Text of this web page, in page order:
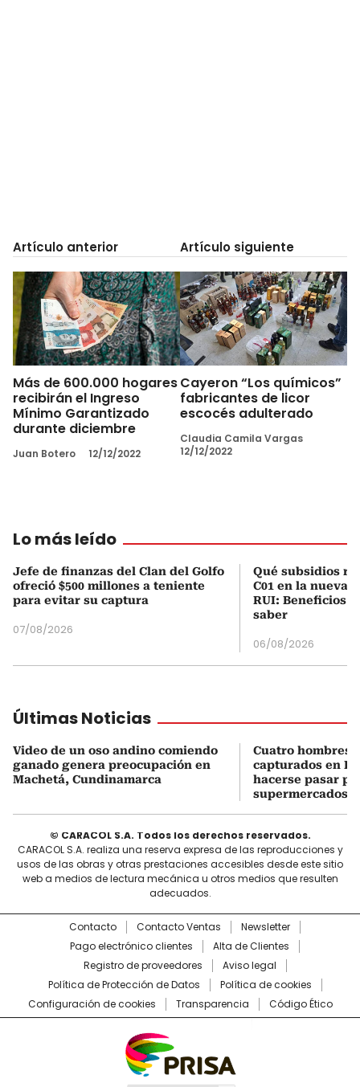
Artículo anterior
Más de 600.000 hogares
recibirán el Ingreso
Mínimo Garantizado
durante diciembre
Juan Botero 12/12/2022
Artículo siguiente
Cayeron “Los químicos”
fabricantes de licor
escocés adulterado
Claudia Camila Vargas
12/12/2022
Lo más leído
Jefe de finanzas del Clan del Golfo
ofreció $500 millones a teniente
para evitar su captura
07/08/2026
Qué subsidios
C01 en la nueva
RUI: Beneficios
saber
06/08/2026
Últimas Noticias
Video de un oso andino comiendo
ganado genera preocupación en
Machetá, Cundinamarca
Cuatro hombres
capturados en
hacerse pasar
supermercados
© CARACOL S.A. Todos los derechos reservados.
CARACOL S.A. realiza una reserva expresa de las reproducciones y
usos de las obras y otras prestaciones accesibles desde este sitio
web a medios de lectura mecánica u otros medios que resulten
adecuados.
Contacto Contacto Ventas
Newsletter
Pago electrónico clientes
Alta de Clientes
Registro de proveedores
Aviso legal
Política de Protección de Datos
Política de cookies
Configuración de cookies
Transparencia Código Ético